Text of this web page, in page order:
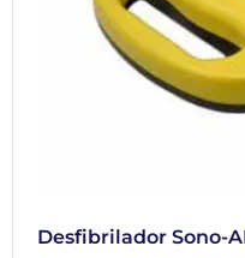
Desfibrilador Sono-